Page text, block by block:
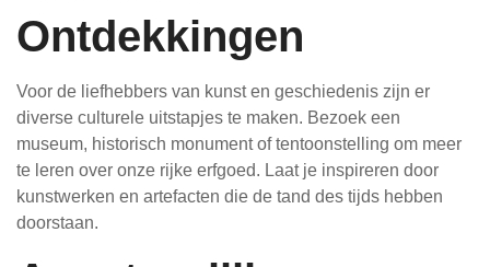
Ontdekkingen
Voor de liefhebbers van kunst en geschiedenis zijn er
diverse culturele uitstapjes te maken. Bezoek een
museum, historisch monument of tentoonstelling om meer
te leren over onze rijke erfgoed. Laat je inspireren door
kunstwerken en artefacten die de tand des tijds hebben
doorstaan.